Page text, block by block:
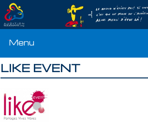
Menu
LIKE EVENT